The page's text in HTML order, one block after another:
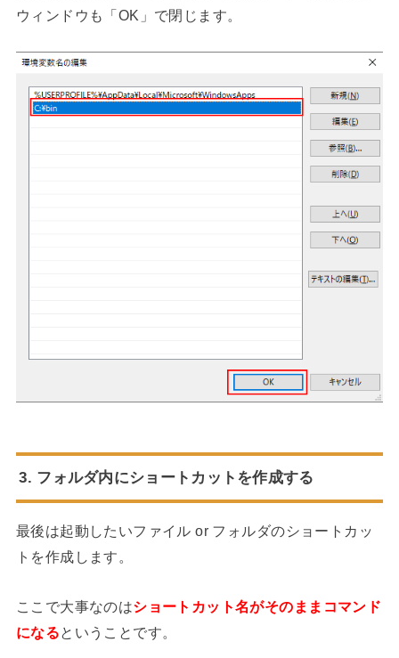
ウィンドウも「OK」で閉じます。
3. フォルダ内にショートカットを作成する
最後は起動したいファイル or フォルダのショートカッ
トを作成します。
ここで大事なのはショートカット名がそのままコマンド
になる ということです。